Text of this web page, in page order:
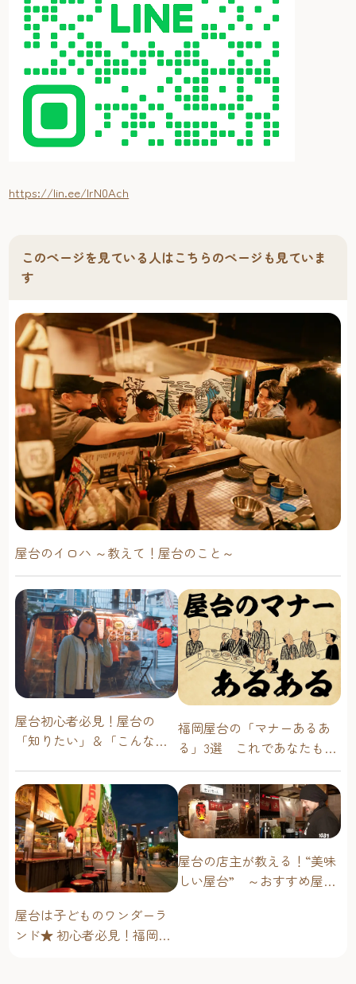
https://lin.ee/IrN0Ach
このページを見ている人はこちらのページも見ていま
す
屋台のイロハ ～教えて！屋台のこと～
屋台初心者必見！屋台の
「知りたい」＆「こんな時
問に答えます！
福岡屋台の「マナーあるあ
る」3選 これであなたも屋
台通！
屋台は子どものワンダーラ
ンド★ 初心者必見！福岡博
屋台の店主が教える！“美味
しい屋台” ～おすすめ屋台